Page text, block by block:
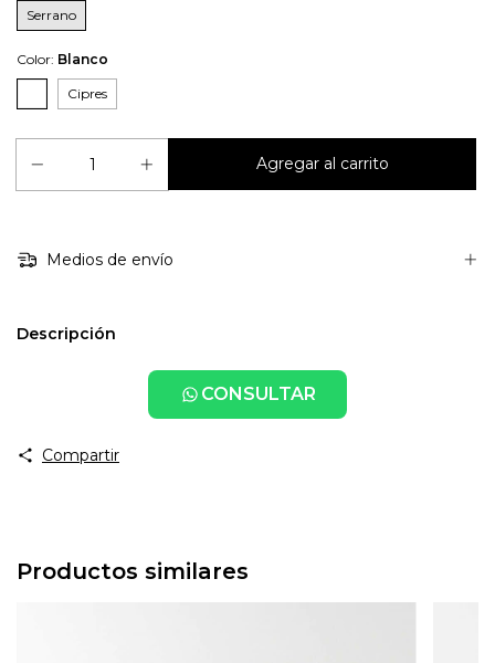
Serrano
Color: Blanco
Cipres
Medios de envío
Descripción
CONSULTAR
Compartir
Productos similares